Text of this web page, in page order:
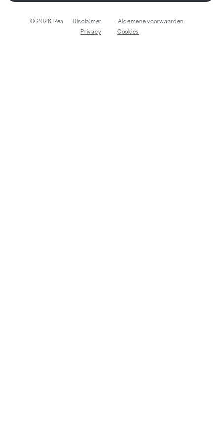
© 2026 Rea Disclaimer
Algemene voorwaarden
Privacy
Cookies